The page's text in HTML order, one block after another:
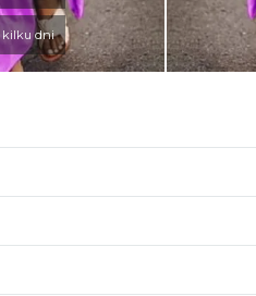
kilku dni